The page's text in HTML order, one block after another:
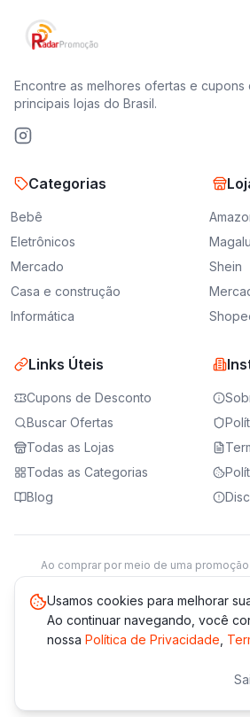
Encontre as melhores ofertas e
principais lojas do Brasil.
Categorias
Bebê
Eletrônicos
Mercado
Casa e construção
Informática
Magalu
Shein
Links Úteis
Cupons de Desconto
Buscar Ofertas
Todas as Lojas
Todas as Categorias
Blog
Ao comprar por meio de uma
Saiba mais
*Os preços e disponibilidade podem
Usamos cookies para melhorar
Ao continuar navegando, você
nossa Política de Privacidade